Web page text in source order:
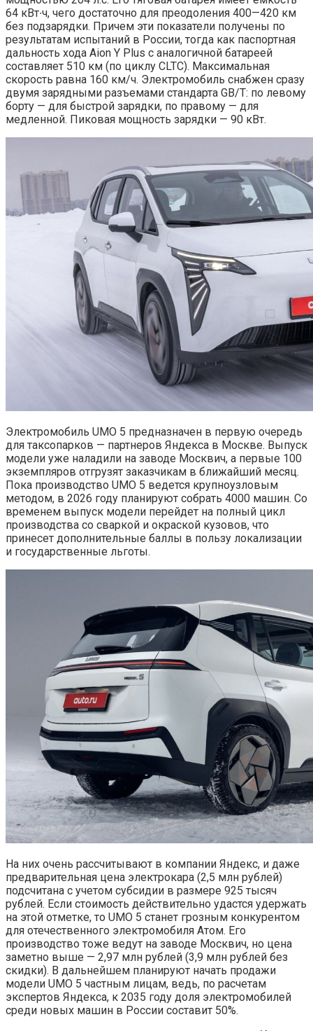
64 кВт∙ч, чего достаточно для преодоления 400—420 км
без подзарядки. Причем эти показатели получены по
результатам испытаний в России, тогда как паспортная
дальность хода Aion Y Plus с аналогичной батареей
составляет 510 км (по циклу CLTC). Максимальная
скорость равна 160 км/ч. Электромобиль снабжен сразу
двумя зарядными разъемами стандарта GB/T: по левому
борту — для быстрой зарядки, по правому — для
медленной. Пиковая мощность зарядки — 90 кВт.
Электромобиль UMO 5 предназначен в первую очередь
для таксопарков — партнеров Яндекса в Москве. Выпуск
модели уже наладили на заводе Москвич, а первые 100
экземпляров отгрузят заказчикам в ближайший месяц.
Пока производство UMO 5 ведется крупноузловым
методом, в 2026 году планируют собрать 4000 машин. Со
временем выпуск модели перейдет на полный цикл
производства со сваркой и окраской кузовов, что
принесет дополнительные баллы в пользу локализации
и государственные льготы.
На них очень рассчитывают в компании Яндекс, и даже
предварительная цена электрокара (2,5 млн рублей)
подсчитана с учетом субсидии в размере 925 тысяч
рублей. Если стоимость действительно удастся удержать
на этой отметке, то UMO 5 станет грозным конкурентом
для отечественного электромобиля Атом. Его
производство тоже ведут на заводе Москвич, но цена
заметно выше — 2,97 млн рублей (3,9 млн рублей без
скидки). В дальнейшем планируют начать продажи
модели UMO 5 частным лицам, ведь, по расчетам
экспертов Яндекса, к 2035 году доля электромобилей
среди новых машин в России составит 50%.